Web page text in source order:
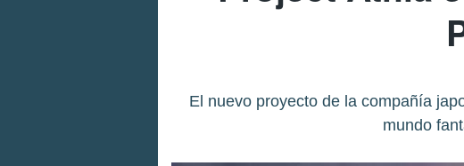
El nuevo proyecto de la compañía
mundo